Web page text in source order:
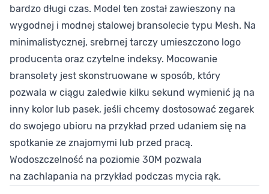
bardzo długi czas. Model ten został zawieszony na
wygodnej i modnej stalowej bransolecie typu Mesh. Na
minimalistycznej, srebrnej tarczy umieszczono logo
producenta oraz czytelne indeksy. Mocowanie
bransolety jest skonstruowane w sposób, który
pozwala w ciągu zaledwie kilku sekund wymienić ją na
inny kolor lub pasek, jeśli chcemy dostosować zegarek
do swojego ubioru na przykład przed udaniem się na
spotkanie ze znajomymi lub przed pracą.
Wodoszczelność na poziomie 30M pozwala
na zachlapania na przykład podczas mycia rąk.